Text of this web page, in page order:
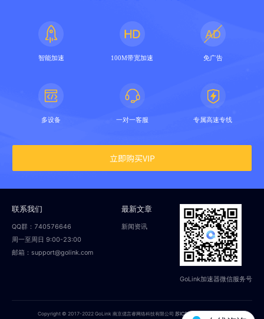
智能加速 100M带宽加速 免广告
多设备 一对一客服 专属高速专线
立即购买VIP
联系我们
QQ群：740576646
周一至周日 9:00-23:00
邮箱：support@golink.com
最新文章
新闻资讯
GoLink加速器微信服务号
Copyright © 2017-2022 GoLink 南京偲言睿网络科技有限公司苏ICP备18014251号-2